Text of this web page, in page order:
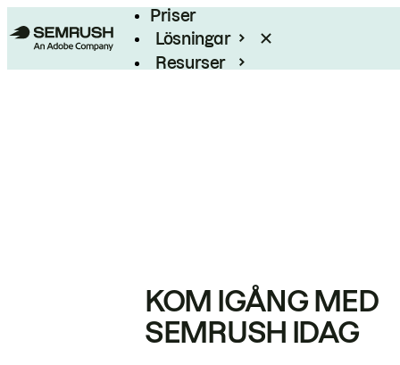
Priser
Lösningar
Resurser
KOM IGÅNG MED
SEMRUSH IDAG